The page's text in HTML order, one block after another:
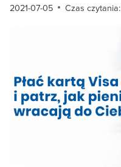
2021-07-05 Czas czytania: